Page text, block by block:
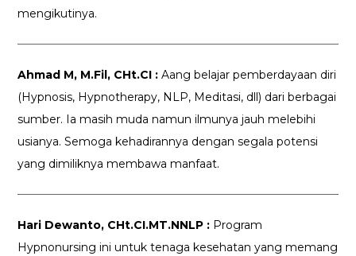
mengikutinya.
Ahmad M, M.Fil, CHt.CI : Aang belajar pemberdayaan diri
(Hypnosis, Hypnotherapy, NLP, Meditasi, dll) dari berbagai
sumber. Ia masih muda namun ilmunya jauh melebihi
usianya. Semoga kehadirannya dengan segala potensi
yang dimiliknya membawa manfaat.
Hari Dewanto, CHt.CI.MT.NNLP : Program
Hypnonursing ini untuk tenaga kesehatan yang memang